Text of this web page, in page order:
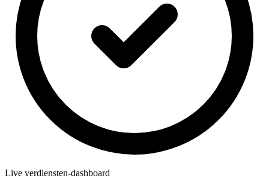
Live verdiensten-dashboard